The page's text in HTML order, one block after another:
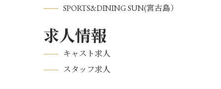
SPORTS&DINING SUN(宮古島）
求人情報
キャスト求人
スタッフ求人